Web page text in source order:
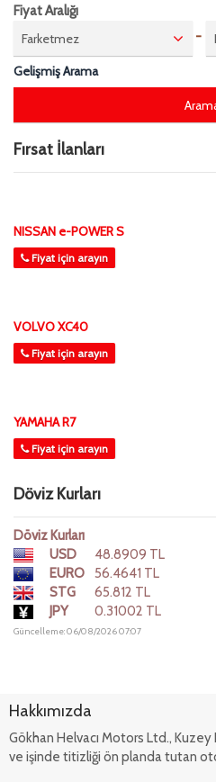
Fiyat Aralığı
Farketmez
-
Gelişmiş Arama
Fırsat İlanları
NISSAN e-POWER S
Fiyat için arayın
VOLVO XC40
Fiyat için arayın
YAMAHA R7
Fiyat için arayın
Döviz Kurları
Döviz Kurları
USD
48.8909 TL
EURO
56.4641 TL
STG
65.812 TL
JPY
0.31002 TL
Güncelleme: 06/08/2026 07:07
Hakkımızda
Gökhan Helvacı Motors Ltd.,
ve işinde titizliği ön planda tutan